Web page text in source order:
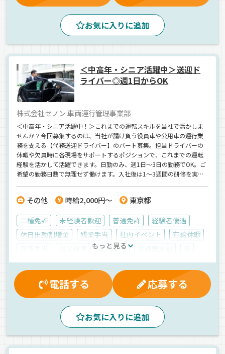
お気に入りに追加
＜中高年・シニア活躍中＞送迎ド
ライバー◎週1日からOK
株式会社セノン 車両運行管理事業部
＜中高年・シニア活躍中！＞これまでの運転スキルを当社で活かしま
せんか？今回募集するのは、当社が請け負う役員車や公用車の運行業
務を支える【代務送迎ドライバー】のパート募集。担当ドライバーの
休暇や欠員時に各現場をサポートするポジションで、これまでの運転
経験を活かして活躍できます。日勤のみ、週1日～3日の勤務でOK。ご
希望の勤務日数で無理せず働けます。入社後は1～3週間の研修を実施
な想いを持つシニア世代の方へ。。「人と話すのが好き」「車の運転
的に働ける“セカンドキャリア”を始めませんか？
その他 時給2,000円～ 東京都
二種免許 未経験者歓迎 普通免許
経験者優遇
休日出勤割増金
残業手当 社内イベント
有給休暇
業務手当
夕方
昼 朝 地場 一般旅客 普通車 パート
もっと見る
電話する 応募する
お気に入りに追加